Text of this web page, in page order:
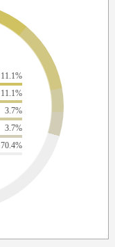
11.1%
11.1%
3.7%
3.7%
70.4%